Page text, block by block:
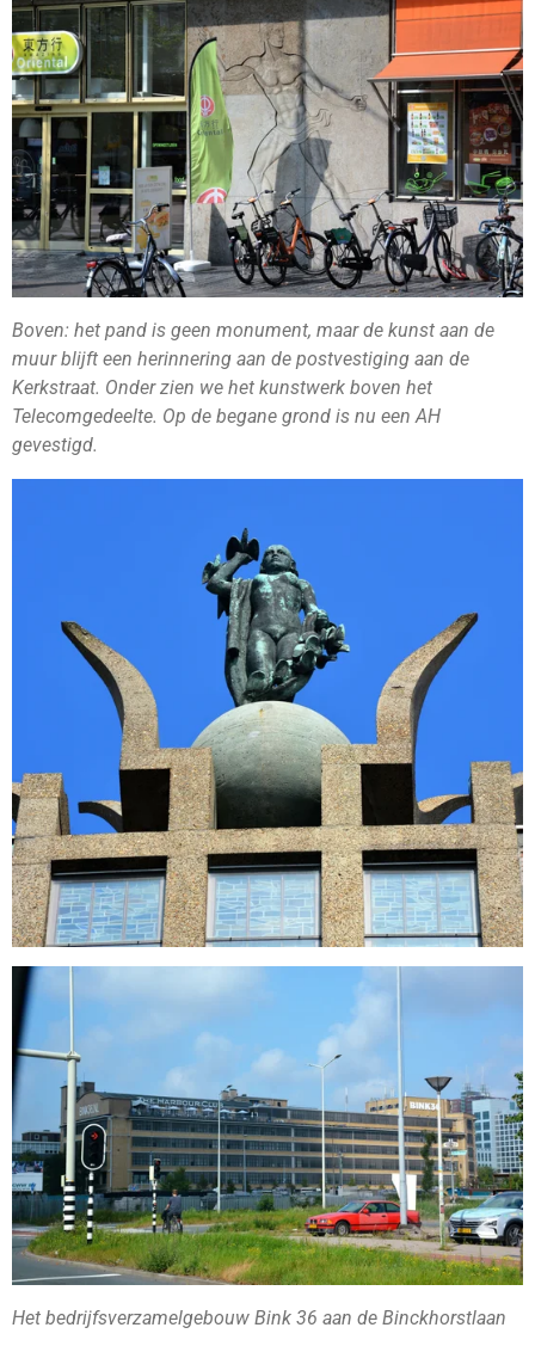
Boven: het pand is geen monument, maar de kunst aan de
muur blijft een herinnering aan de postvestiging aan de
Kerkstraat. Onder zien we het kunstwerk boven het
Telecomgedeelte. Op de begane grond is nu een AH
gevestigd.
Het bedrijfsverzamelgebouw Bink 36 aan de Binckhorstlaan